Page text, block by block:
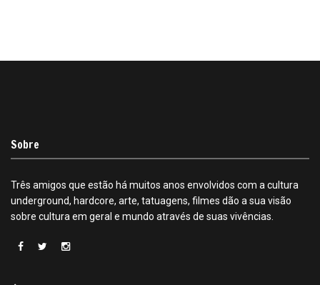
Sobre
Três amigos que estão há muitos anos envolvidos com a cultura
underground, hardcore, arte, tatuagens, filmes dão a sua visão
sobre cultura em geral e mundo através de suas vivências.